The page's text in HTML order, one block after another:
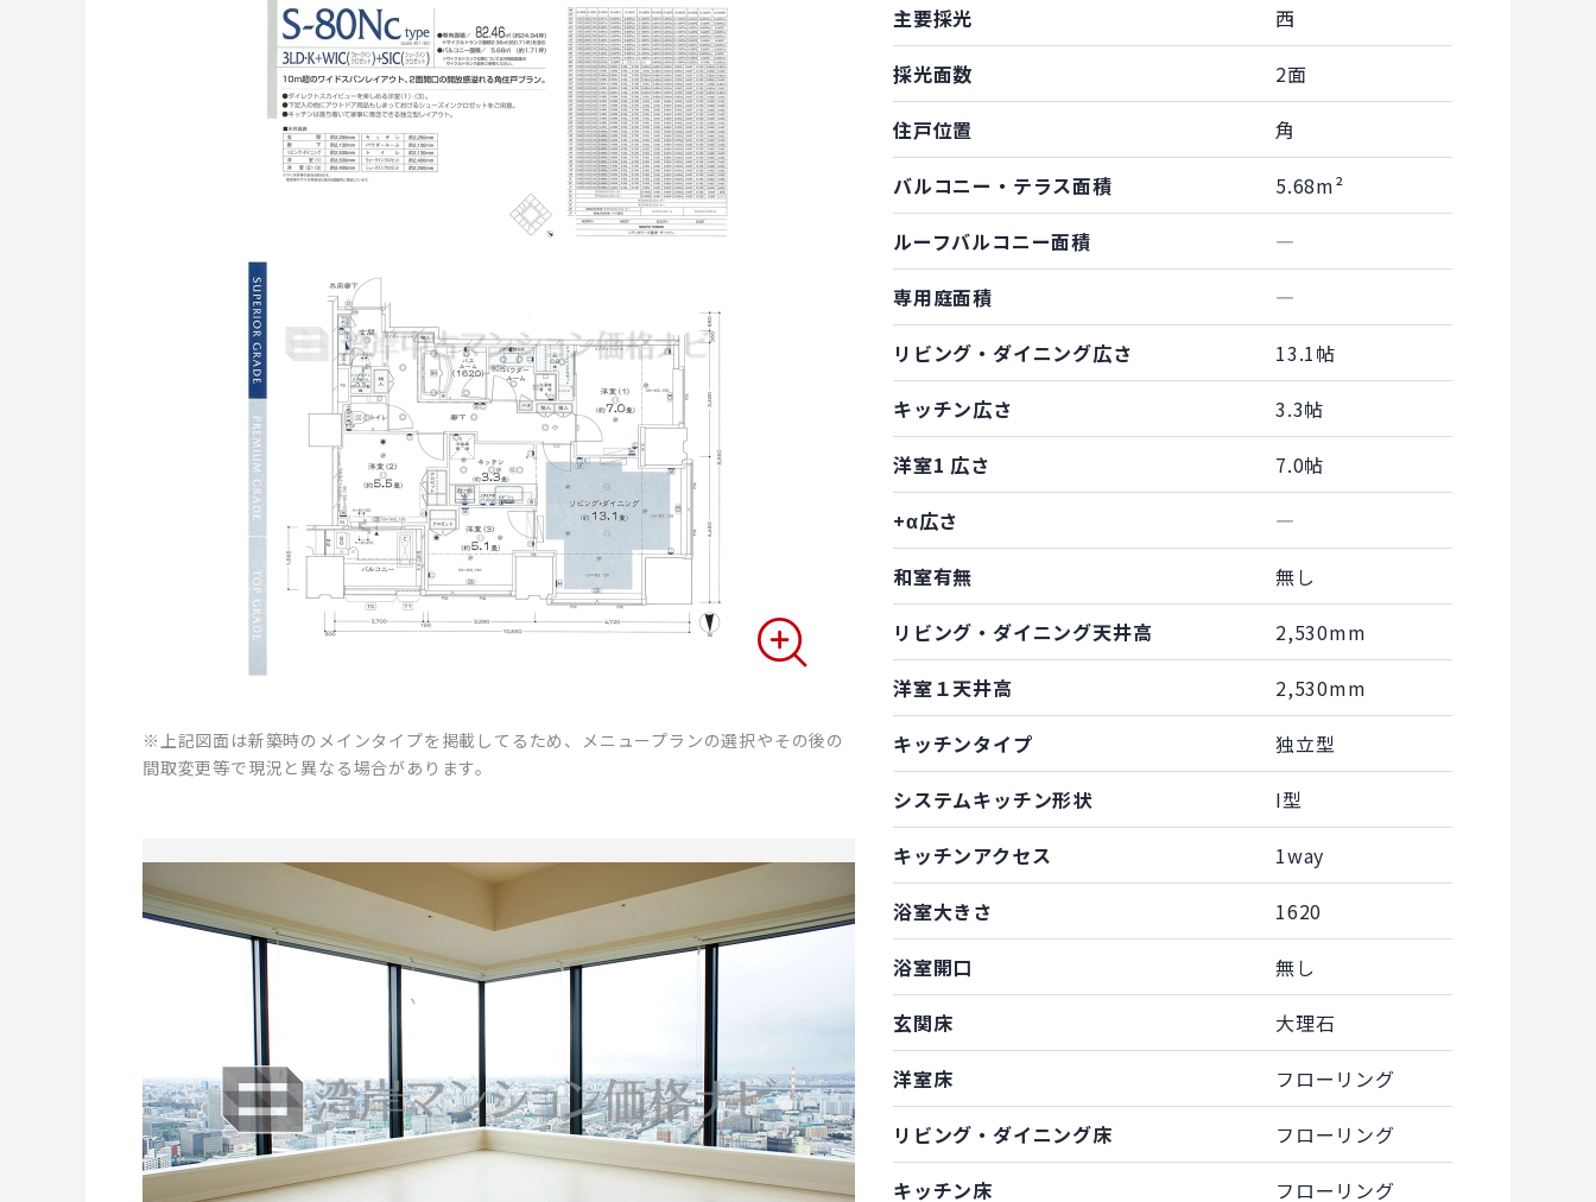
※上記図面は新築時のメインタイプを掲載してるため、メニュープランの選択やその後の
間取変更等で現況と異なる場合があります。
主要採光
西
採光面数
2面
住戸位置
角
バルコニー・テラス面積
5.68m²
ルーフバルコニー面積
―
専用庭面積
―
リビング・ダイニング広さ
13.1帖
キッチン広さ
3.3帖
洋室1 広さ
7.0帖
+α広さ
―
和室有無
無し
リビング・ダイニング天井高
2,530mm
洋室１天井高
2,530mm
キッチンタイプ
独立型
システムキッチン形状
I型
キッチンアクセス
1way
浴室大きさ
1620
浴室開口
無し
玄関床
大理石
洋室床
フローリング
リビング・ダイニング床
フローリング
キッチン床
フローリング